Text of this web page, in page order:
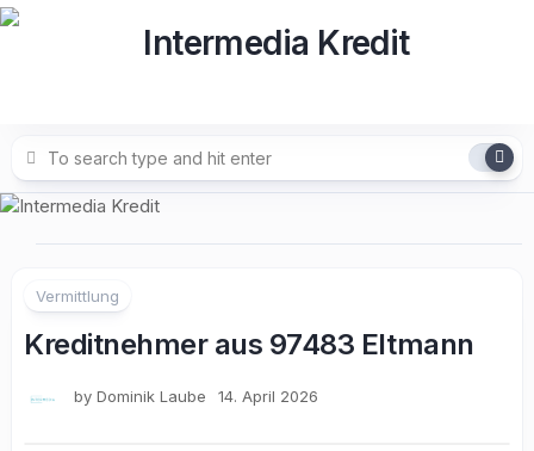
Skip
Vermittlung
Kreditnehmer aus 97483 Eltmann
by Dominik Laube 14. April 2026